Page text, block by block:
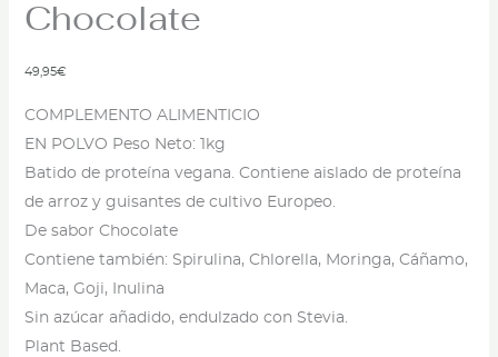
Chocolate
49,95€
COMPLEMENTO ALIMENTICIO
EN POLVO Peso Neto: 1kg
Batido de proteína vegana. Contiene aislado de proteína
de arroz y guisantes de cultivo Europeo.
De sabor Chocolate
Contiene también: Spirulina, Chlorella, Moringa, Cáñamo,
Maca, Goji, Inulina
Sin azúcar añadido, endulzado con Stevia.
Plant Based.